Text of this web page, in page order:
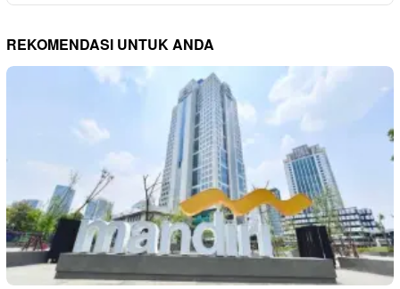
REKOMENDASI UNTUK ANDA